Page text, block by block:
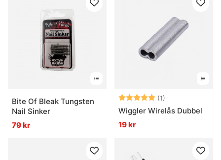
Bite Of Bleak Tungsten
Nail Sinker
79 kr
Betyg: (1)
Wiggler Wirelås Dubbel
19 kr